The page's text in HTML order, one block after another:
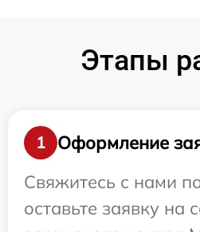
Этапы
1
Оформление
Свяжитесь с нами
оставьте заявку на